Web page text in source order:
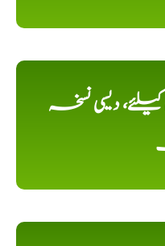
دیسی نسخہ